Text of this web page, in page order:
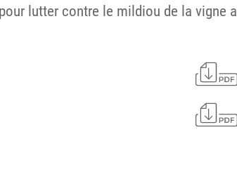
lutter contre le mildiou de la